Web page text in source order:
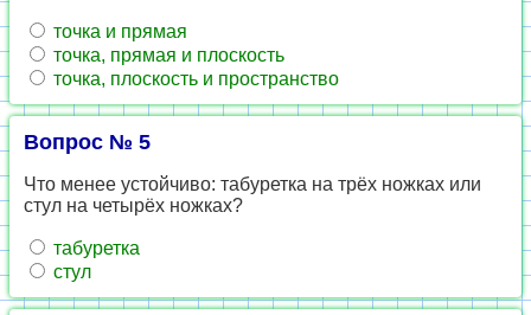
точка и прямая
точка, прямая и плоскость
точка, плоскость и пространство
Вопрос № 5
Что менее устойчиво: табуретка на трёх ножках или
стул на четырёх ножках?
табуретка
стул